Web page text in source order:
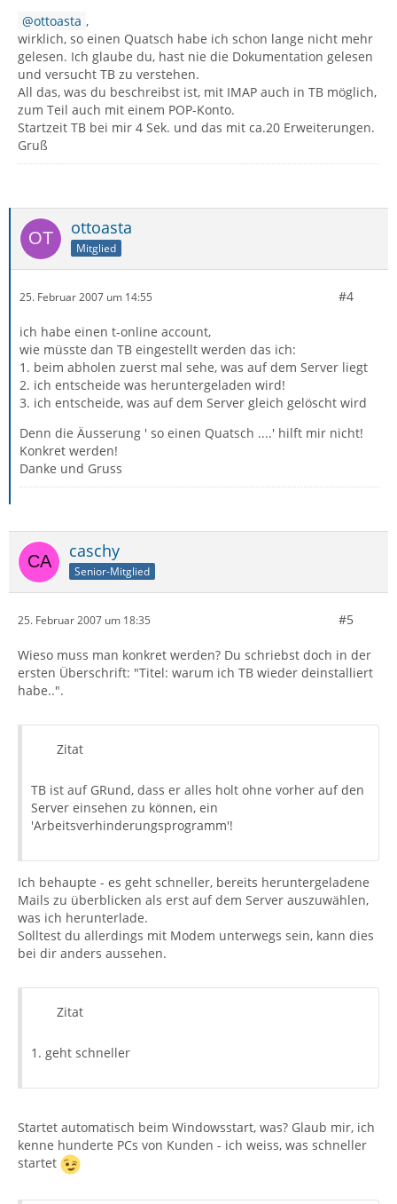
ottoasta ,
wirklich, so einen Quatsch habe ich schon lange nicht mehr
gelesen. Ich glaube du, hast nie die Dokumentation gelesen
und versucht TB zu verstehen.
All das, was du beschreibst ist, mit IMAP auch in TB möglich,
zum Teil auch mit einem POP-Konto.
Startzeit TB bei mir 4 Sek. und das mit ca.20 Erweiterungen.
Gruß
ottoasta
Mitglied
25. Februar 2007 um 14:55 #4
ich habe einen t-online account,
wie müsste dan TB eingestellt werden das ich:
1. beim abholen zuerst mal sehe, was auf dem Server liegt
2. ich entscheide was heruntergeladen wird!
3. ich entscheide, was auf dem Server gleich gelöscht wird
Denn die Äusserung ' so einen Quatsch ....' hilft mir nicht!
Konkret werden!
Danke und Gruss
caschy
Senior-Mitglied
25. Februar 2007 um 18:35 #5
Wieso muss man konkret werden? Du schriebst doch in der
ersten Überschrift: "Titel: warum ich TB wieder deinstalliert
habe..".
Zitat
TB ist auf GRund, dass er alles holt ohne vorher auf den
Server einsehen zu können, ein
'Arbeitsverhinderungsprogramm'!
Ich behaupte - es geht schneller, bereits heruntergeladene
Mails zu überblicken als erst auf dem Server auszuwählen,
was ich herunterlade.
Solltest du allerdings mit Modem unterwegs sein, kann dies
bei dir anders aussehen.
Zitat
1. geht schneller
Startet automatisch beim Windowsstart, was? Glaub mir, ich
kenne hunderte PCs von Kunden - ich weiss, was schneller
startet